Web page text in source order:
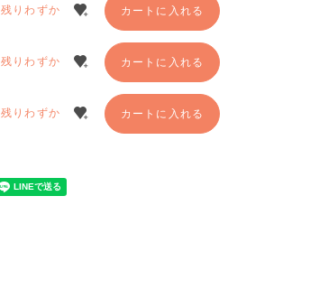
残りわずか カートに入れる
残りわずか カートに入れる
残りわずか カートに入れる